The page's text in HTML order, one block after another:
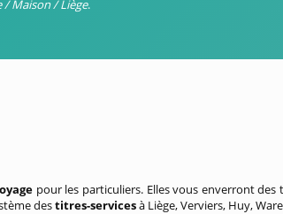
Maison / Liège.
pour les particuliers. Elles vous enverront des
destitres-servicesà Liège, Verviers, Huy,